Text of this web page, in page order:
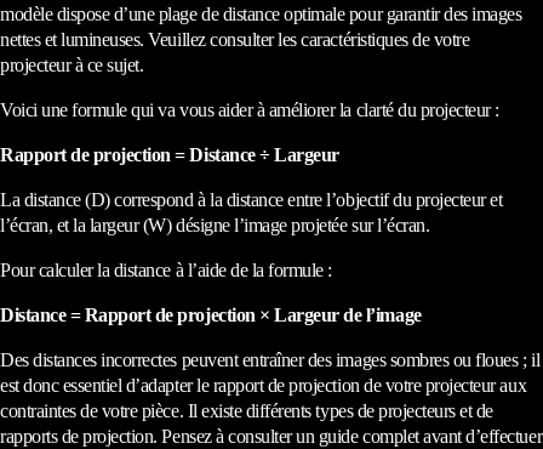
modèle dispose d’une plage de distance optimale pour garantir des images
nettes et lumineuses. Veuillez consulter les caractéristiques de votre
projecteur à ce sujet.
Voici une formule qui va vous aider à améliorer la clarté du projecteur :
Rapport de projection = Distance ÷ Largeur
La distance (D) correspond à la distance entre l’objectif du projecteur et
l’écran, et la largeur (W) désigne l’image projetée sur l’écran.
Pour calculer la distance à l’aide de la formule :
Distance = Rapport de projection × Largeur de l’image
Des distances incorrectes peuvent entraîner des images sombres ou floues ; il
est donc essentiel d’adapter le rapport de projection de votre projecteur aux
contraintes de votre pièce. Il existe différents types de projecteurs et de
rapports de projection. Pensez à consulter un guide complet avant d’effectuer